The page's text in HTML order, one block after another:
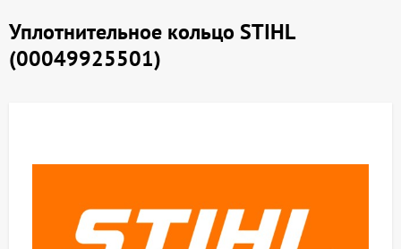
Уплотнительное кольцо STIHL
(00049925501)